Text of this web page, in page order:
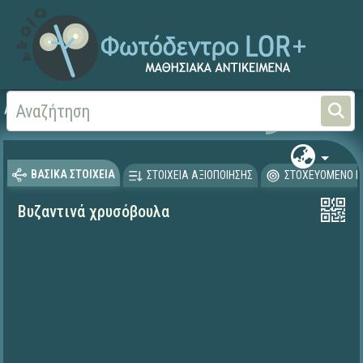
Αρχική
ΒΑΣΙΚΑ ΣΤΟΙΧΕΙΑ ΣΤΟΙΧΕΙΑ ΑΞΙΟΠΟΙΗΣΗΣ ΣΤΟΧΕΥΟΜΕΝΟ
Βυζαντινά χρυσόβουλα